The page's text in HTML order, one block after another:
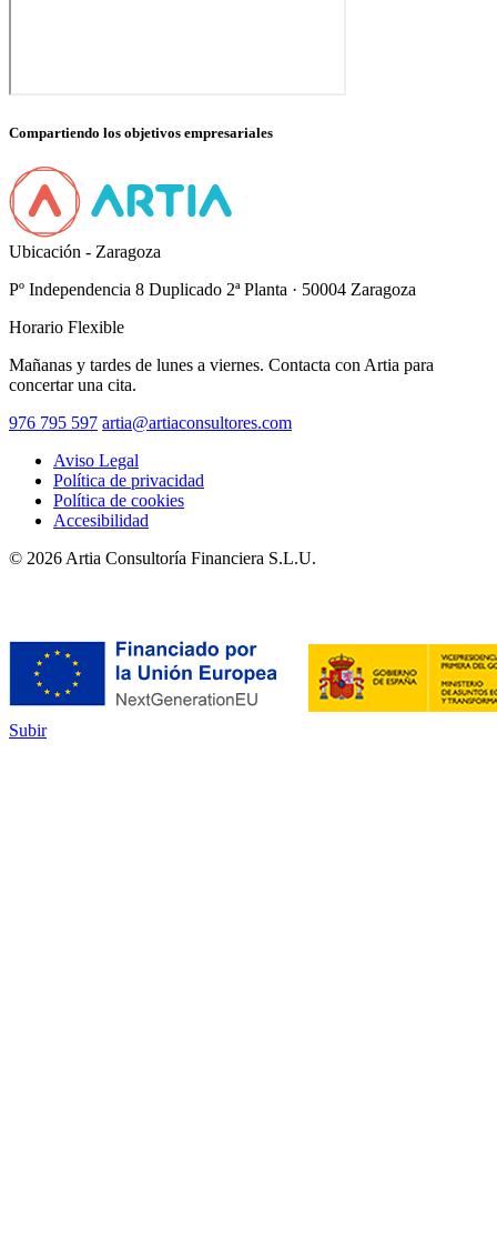
Compartiendo los objetivos empresariales
Ubicación - Zaragoza
Pº Independencia 8 Duplicado 2ª Planta · 50004 Zaragoza
Horario Flexible
Mañanas y tardes de lunes a viernes. Contacta con Artia para
concertar una cita.
976 795 597 artia@artiaconsultores.com
Aviso Legal
Política de privacidad
Política de cookies
Accesibilidad
© 2026 Artia Consultoría Financiera S.L.U.
Subir